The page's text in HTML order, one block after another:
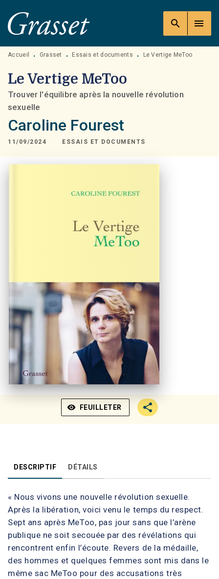
MENU RECHERCHE
PIED DE PAGE
search menu
Accueil • Grasset • Essais et documents • Le Vertige MeToo
Le Vertige MeToo
Trouver l'équilibre après la nouvelle révolution
sexuelle
Caroline Fourest
11/09/2024 ESSAIS ET DOCUMENTS
visibility FEUILLETER
DESCRIPTIF DÉTAILS
« Nous vivons une nouvelle révolution sexuelle.
Après la libération, voici venu le temps du respect.
Sept ans après MeToo, pas jour sans que l’arène
publique ne soit secouée par des révélations qui
rencontrent enfin l’écoute. Revers de la médaille,
des hommes et quelques femmes sont mis dans le
même sac MeToo pour des accusations très